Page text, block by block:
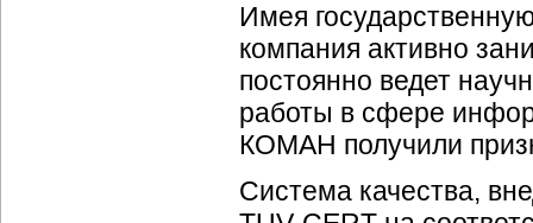
Имея
компания активно
постоянно ведет
работы в сфере
КОМАН получили
Система качества,